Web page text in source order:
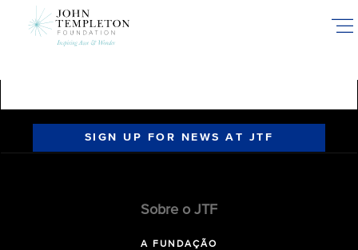
SIGN UP FOR NEWS AT JTF
Sobre o JTF
A FUNDAÇÃO